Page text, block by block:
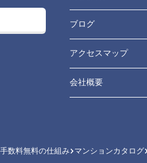
ブログ
アクセスマップ
会社概要
数料無料の仕組み マンションカタログ